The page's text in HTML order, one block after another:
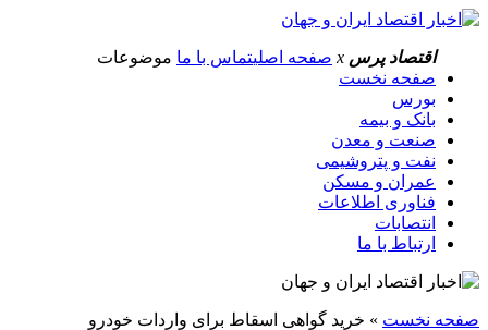
اقتصاد پرس x صفحه اصلیتماس با ما موضوعات
صفحه نخست
بورس
بانک و بیمه
صنعت و معدن
نفت و پتروشیمی
عمران و مسکن
فناوری اطلاعات
انتصابات
ارتباط با ما
صفحه نخست » خرید گواهی اسقاط برای واردات خودرو